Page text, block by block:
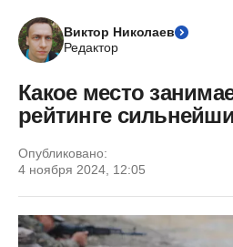
Виктор Николаев
Редактор
Какое место
рейтинге
Опубликовано:
4 ноября 2024, 12:05